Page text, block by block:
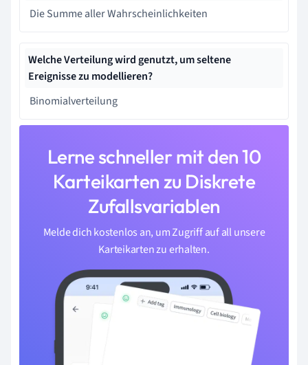
Die Summe aller Wahrscheinlichkeiten
Welche Verteilung wird genutzt, um seltene
Ereignisse zu modellieren?
Binomialverteilung
Lerne schneller mit den 10
Karteikarten zu Diskrete
Zufallsvariablen
Melde dich kostenlos an, um Zugriff auf all unsere
Karteikarten zu erhalten.